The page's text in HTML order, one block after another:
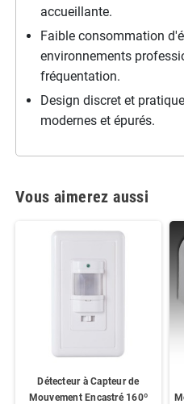
accueillante.
Faible consommation
environnements
fréquentation.
Design discret et
modernes et épurés.
Vous aimerez aussi
Détecteur à Capteur de
Mouvement Encastré 160º